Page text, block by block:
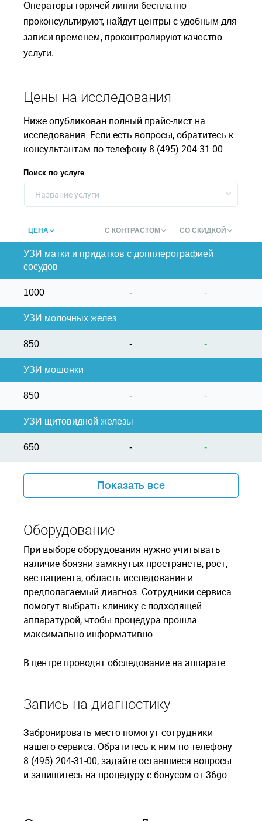
Операторы горячей линии бесплатно
проконсультируют, найдут центры с удобным для
записи временем, проконтролируют качество
услуги.
Цены на исследования
Ниже опубликован полный прайс-лист на
исследования. Если есть вопросы, обратитесь к
консультантам по телефону 8 (495) 204-31-00
Поиск по услуге
Название услуги
ЦЕНА С КОНТРАСТОМ СО СКИДКОЙ
УЗИ матки и придатков с допплерографией
сосудов
1000 - -
УЗИ молочных желез
850 - -
УЗИ мошонки
850 - -
УЗИ щитовидной железы
650 - -
Показать все
Оборудование
При выборе оборудования нужно учитывать
наличие боязни замкнутых пространств, рост,
вес пациента, область исследования и
предполагаемый диагноз. Сотрудники сервиса
помогут выбрать клинику с подходящей
аппаратурой, чтобы процедура прошла
максимально информативно.
В центре проводят обследование на аппарате:
Запись на диагностику
Забронировать место помогут сотрудники
нашего сервиса. Обратитесь к ним по телефону
8 (495) 204-31-00, задайте оставшиеся вопросы
и запишитесь на процедуру с бонусом от 36go.